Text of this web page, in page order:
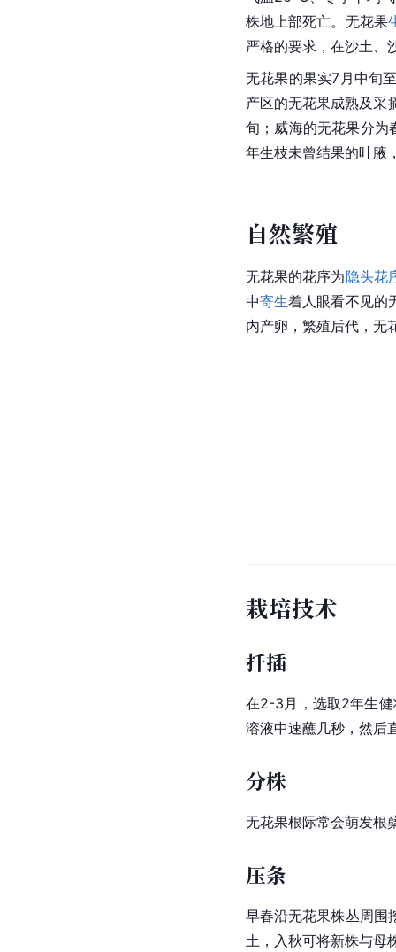
株地上部死亡。无花果
严格的要求，在沙土、
无花果的果实7月中旬
产区的无花果成熟及采
旬；威海的无花果分为
年生枝未曾结果的叶腋
自然繁殖
无花果的花序为隐头花
中寄生着人眼看不见的
内产卵，繁殖后代，无
栽培技术
扦插
在2-3月，选取2年生
溶液中速蘸几秒，然后
分株
无花果根际常会萌发根
压条
早春沿无花果株丛周围
土，入秋可将新株与母